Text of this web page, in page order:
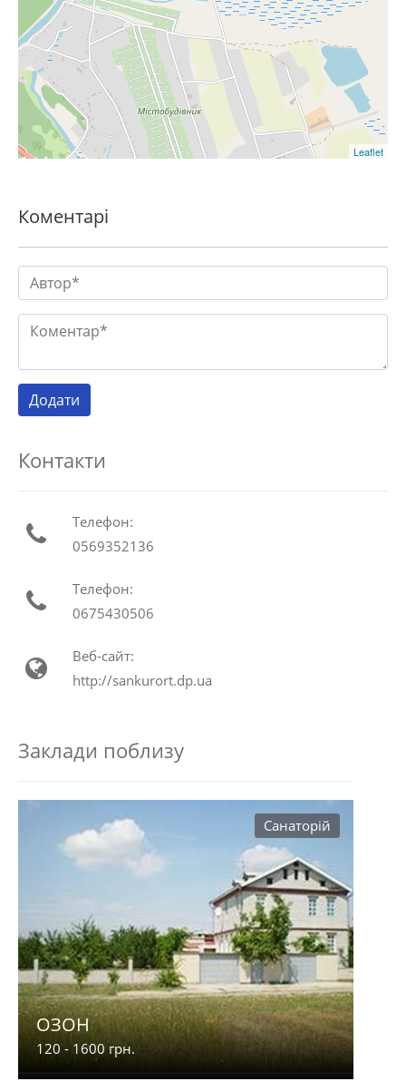
Leaflet
Коментарі
Контакти
Телефон:
0569352136
Телефон:
0675430506
Веб-сайт:
http://sankurort.dp.ua
Заклади поблизу
Санаторій
ОЗОН
120 - 1600 грн.